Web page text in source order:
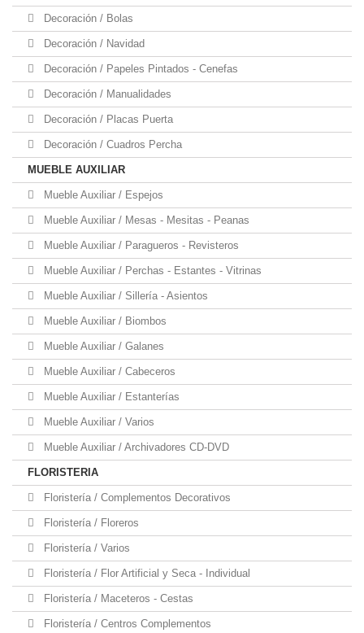
Decoración / Bolas
Decoración / Navidad
Decoración / Papeles Pintados - Cenefas
Decoración / Manualidades
Decoración / Placas Puerta
Decoración / Cuadros Percha
MUEBLE AUXILIAR
Mueble Auxiliar / Espejos
Mueble Auxiliar / Mesas - Mesitas - Peanas
Mueble Auxiliar / Paragueros - Revisteros
Mueble Auxiliar / Perchas - Estantes - Vitrinas
Mueble Auxiliar / Sillería - Asientos
Mueble Auxiliar / Biombos
Mueble Auxiliar / Galanes
Mueble Auxiliar / Cabeceros
Mueble Auxiliar / Estanterías
Mueble Auxiliar / Varios
Mueble Auxiliar / Archivadores CD-DVD
FLORISTERIA
Floristería / Complementos Decorativos
Floristería / Floreros
Floristería / Varios
Floristería / Flor Artificial y Seca - Individual
Floristería / Maceteros - Cestas
Floristería / Centros Complementos